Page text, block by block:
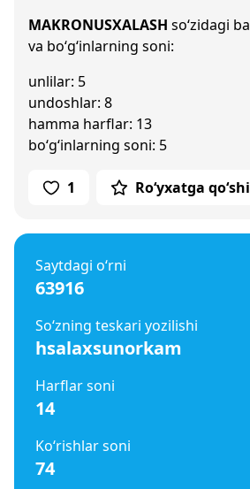
MAKRONUSXALASH so‘zidagi
va bo‘g‘inlarning soni:
unlilar: 5
undoshlar: 8
hamma harflar: 13
bo‘g‘inlarning soni: 5
1 Ro‘yxatga
Saytdagi o‘rni
63916
So‘zning teskari yozilishi
hsalaxsunorkam
Harflar soni
14
Ko‘rishlar soni
74